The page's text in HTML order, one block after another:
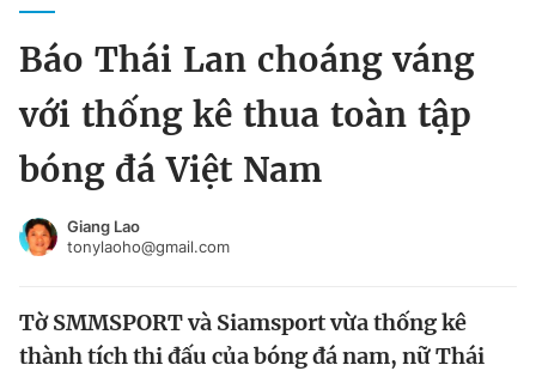
Chuyên mục khác
Chào ngày mới
Video Magazine
Đổi mật khẩu
Tin đã lưu
Tin đã xem
Đăng xuất
Báo Thái Lan choáng váng
với thống kê thua toàn tập
bóng đá Việt Nam
Giang Lao
tonylaoho@gmail.com
Tờ SMMSPORT và Siamsport vừa thống kê
thành tích thi đấu của bóng đá nam, nữ Thái